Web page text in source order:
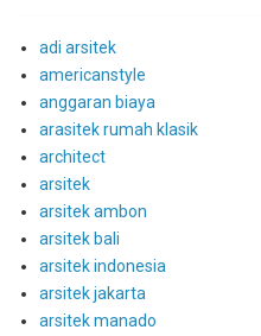
adi arsitek
americanstyle
anggaran biaya
arasitek rumah klasik
architect
arsitek
arsitek ambon
arsitek bali
arsitek indonesia
arsitek jakarta
arsitek manado